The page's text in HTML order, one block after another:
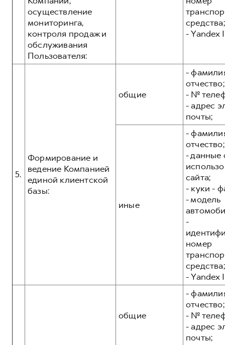
осуществление
мониторинга,
контроля продаж и
обслуживания
Пользователя:
средства;
- Yandex
5.
Формирование и
ведение Компанией
единой клиентской
базы:
общие
-
отчество;
- №
- адрес
почты;
иные
-
отчество;
- данные
сайта;
- куки -
- модель
-
номер
средства;
- Yandex
общие
-
отчество;
- №
- адрес
почты;